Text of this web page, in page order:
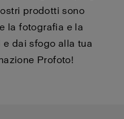
prodotti sono
la fotografia e la
dai sfogo alla tua
Profoto!